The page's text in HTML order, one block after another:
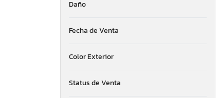
Daño
Fecha de Venta
Color Exterior
Status de Venta